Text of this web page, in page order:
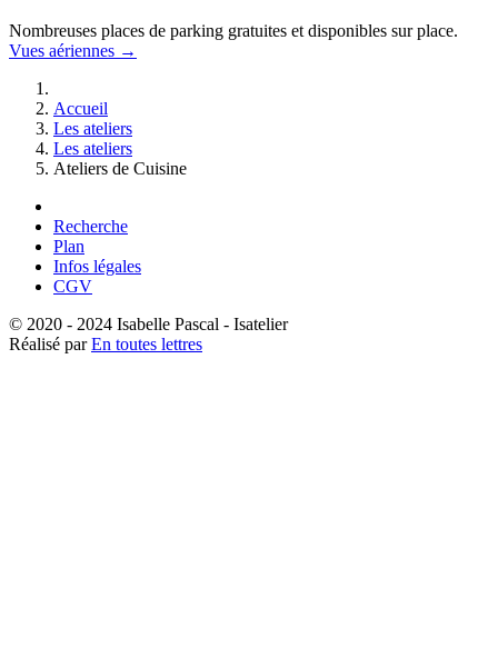
Nombreuses places de parking gratuites et disponibles sur place.
Vues aériennes →
Accueil
Les ateliers
Les ateliers
Ateliers de Cuisine
Recherche
Plan
Infos légales
CGV
© 2020 - 2024 Isabelle Pascal - Isatelier
Réalisé parEn toutes lettres